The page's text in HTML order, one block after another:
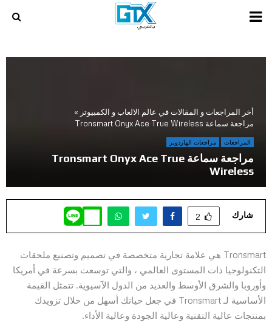
PRIMARY
أخر المراجعات و المقالات في عالم الالعاب و الكمبيوتر »
مراجعة سماعة Tronsmart Onyx Ace True Wireless
المراجعات مراجعات الهاردوير
مراجعة سماعة Tronsmart Onyx Ace True
Wireless
شارك 2
Tronsmart هي علامة تجارية متخصصة في تصميم وتصنيع ملحقات
التكنولوجيا ذات المستوى العالمي ، والتي توسعت بسرعة في أمريكا
وأوروبا والشرق الأوسط والعديد من الدول الآسيوية. تتمثل القيمة
الأساسية لـ Tronsmart في جعل حياتك أسهل من خلال تزويدك
بمنتجات عالية التقنية وعالية الجودة وعالية الأداء.